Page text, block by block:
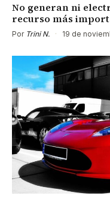
No generan ni
recurso más
Por Trini N. · 19 de